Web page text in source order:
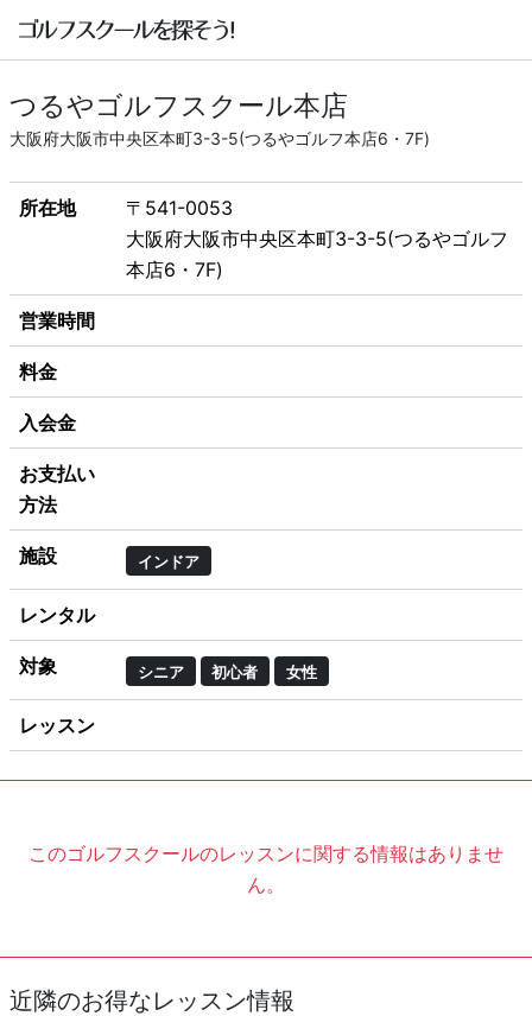
つるやゴルフスクール本店
大阪府大阪市中央区本町3-3-5(つるやゴルフ本店6・7F)
所在地
〒541-0053
大阪府大阪市中央区本町3-3-5(つるやゴルフ
本店6・7F)
営業時間
料金
入会金
お支払い
方法
施設 インドア
レンタル
対象 シニア 初心者 女性
レッスン
このゴルフスクールのレッスンに関する情報はありませ
ん。
近隣のお得なレッスン情報